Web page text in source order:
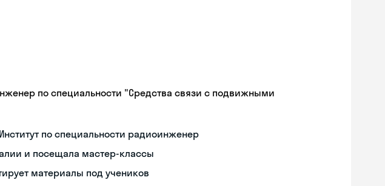
по специальности "Средства связи с подвижными
по специальности радиоинженер
и посещала мастер-классы
материалы под учеников